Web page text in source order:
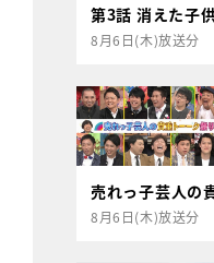
第3話 消えた子
8月6日(木)放送分
売れっ子芸人の
8月6日(木)放送分